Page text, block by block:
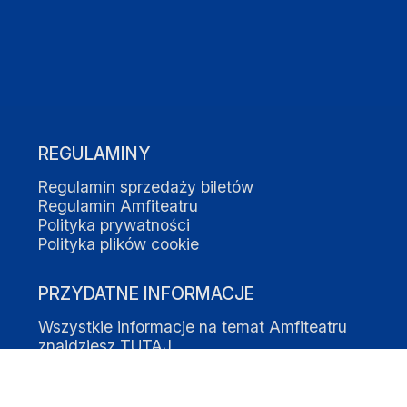
REGULAMINY
Regulamin sprzedaży biletów
Regulamin Amfiteatru
Polityka prywatności
Polityka plików cookie
PRZYDATNE INFORMACJE
Wszystkie informacje na temat Amfiteatru
znajdzieszTUTAJ